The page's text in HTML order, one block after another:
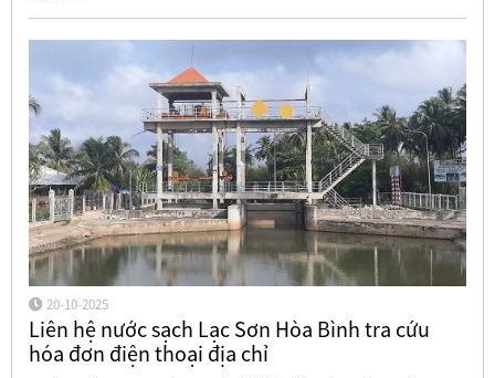
20-10-2025
Liên hệ nước sạch Lạc Sơn Hòa Bình tra cứu
hóa đơn điện thoại địa chỉ